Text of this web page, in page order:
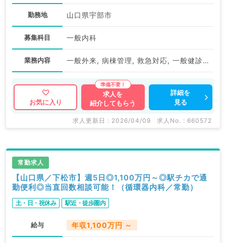
勤務地 山口県宇部市
募集科目 一般内科
業務内容 一般外来, 病棟管理, 救急対応, 一般健診・人間ドック, その他
お気に入り
求人を
紹介してもらう
詳細を
見る
求人更新日 : 2026/04/09 求人No. : 660572
常勤求人
【山口県／下松市】週5日◎1,100万円～◎駅チカで通
勤便利◎当直回数相談可能！（循環器内科／常勤）
土・日・祝休み 駅近・徒歩圏内
給与 年収1,100万円 ～